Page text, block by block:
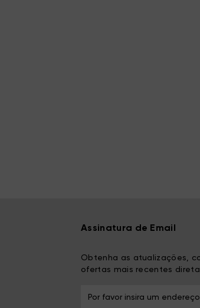
Assinatura de Email
Obtenha as atualizações,
ofertas mais recentes